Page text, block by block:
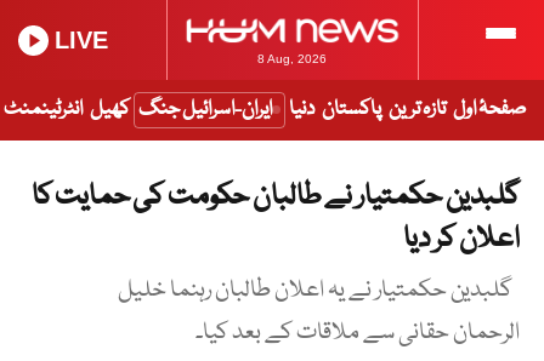
8 Aug, 2026
LIVE
صفحۂ اول تازہ ترین پاکستان دنیا ایران-اسرائیل جنگ کھیل انٹرٹینمنٹ
گلبدین حکمتیار نے طالبان حکومت کی حمایت کا
اعلان کر دیا
گلبدین حکمتیار نے یہ اعلان طالبان رہنما خلیل
الرحمان حقانی سے ملاقات کے بعد کیا۔